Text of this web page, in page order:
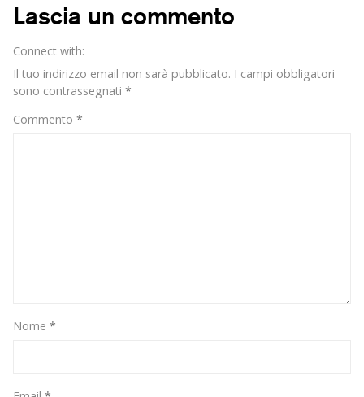
rivoluzionando
di
Body
Lascia un commento
Connect with:
Il tuo indirizzo email non sarà pubblicato. I campi obbligatori
sono contrassegnati *
Commento *
Nome *